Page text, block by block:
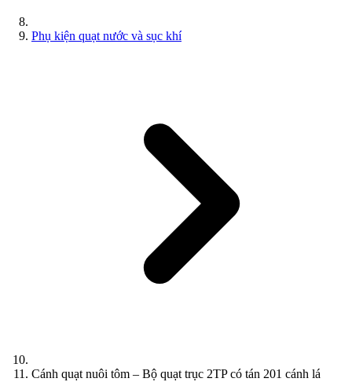
Phụ kiện quạt nước và sục khí
Cánh quạt nuôi tôm – Bộ quạt trục 2TP có tán 201 cánh lá